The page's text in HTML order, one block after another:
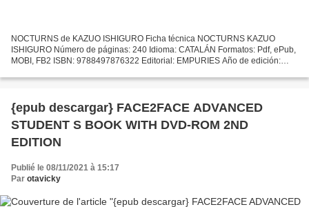
NOCTURNS de KAZUO ISHIGURO Ficha técnica NOCTURNS KAZUO
ISHIGURO Número de páginas: 240 Idioma: CATALÁN Formatos: Pdf, ePub,
MOBI, FB2 ISBN: 9788497876322 Editorial: EMPURIES Año de edición:
{epub descargar} FACE2FACE ADVANCED
STUDENT S BOOK WITH DVD-ROM 2ND
EDITION
Publié le 08/11/2021 à 15:17
Par otavicky